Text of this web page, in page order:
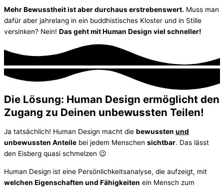
Mehr Bewusstheit ist aber durchaus erstrebenswert. Muss man
dafür aber jahrelang in ein buddhistisches Kloster und in Stille
versinken? Nein! Das geht mit Human Design viel schneller!
Die Lösung: Human Design ermöglicht den
Zugang zu Deinen unbewussten Teilen!
Ja tatsächlich! Human Design macht die bewussten und
unbewussten Anteile bei jedem Menschen sichtbar. Das lässt
den Eisberg quasi schmelzen 😉
Human Design ist eine Persönlichkeitsanalyse, die aufzeigt, mit
welchen Eigenschaften und Fähigkeiten ein Mensch zum